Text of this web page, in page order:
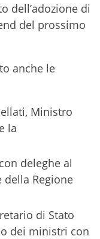
dell’adozione di
del prossimo
anche le
Ministro
la
deleghe al
Regione
di Stato
dei ministri con